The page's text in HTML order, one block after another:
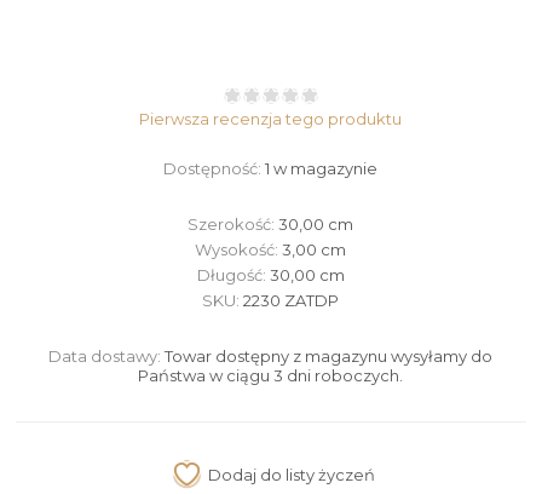
Pierwsza recenzja tego produktu
Dostępność: 1 w magazynie
Szerokość:30,00 cm
Wysokość:3,00 cm
Długość: 30,00 cm
SKU: 2230 ZATDP
Data dostawy: Towar dostępny z magazynu wysyłamy do
Państwa w ciągu 3 dni roboczych.